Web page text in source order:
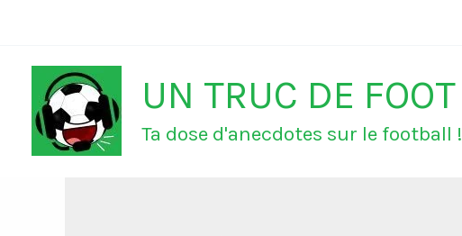
contenu
UN TRUC DE FOOT
Ta dose d'anecdotes sur le football !